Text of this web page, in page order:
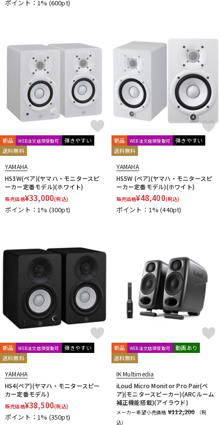
WAGNUS.
WAVES
キョーリツ パイン・クリエイト
山本音響工芸
DrAlienSmith
cmf by NOTHING
Wavebone
Harrison Audio SDM / Family Labo
ポイント：1% (600pt)
新品 WEB注文店頭受取可
弾きやすい
送料無料
YAMAHA
HS3W(ペア)(ヤマハ・モニタースピ
ーカー定番モデル)(ホワイト)
販売価格¥33,000(税込)
ポイント：1% (300pt)
新品 WEB注文店頭受取可
弾きやすい
送料無料
YAMAHA
HS5W (ペア)(ヤマハ・モニタースピ
ーカー定番モデル)(ホワイト)
販売価格¥48,400(税込)
ポイント：1%(440pt)
新品 WEB注文店頭受取可
弾きやすい
送料無料
YAMAHA
HS4(ペア)(ヤマハ・モニタースピー
カー定番モデル)
販売価格¥38,500(税込)
ポイント：1% (350pt)
新品 WEB注文店頭受取可
動画あり
送料無料
IK Multimedia
iLoud Micro Monitor Pro Pair(ペ
ア)(モニタースピーカー)(ARCルーム
補正機能搭載)(アイラウド)
メーカー希望小売価格 ¥112,200
（税
込）